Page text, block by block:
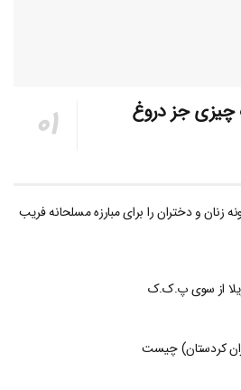
جز دروغ
و دختران را برای مبارزه مسلحانه فریب
از سوی پ.ک.ک
کردستان) چیست